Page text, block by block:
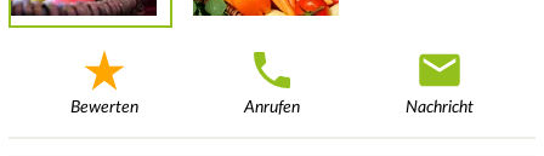
Bewerten Anrufen Nachricht